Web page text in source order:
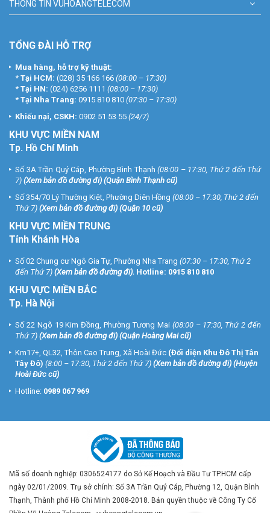
THÔNG TIN VUHOANGTELECOM
TỔNG ĐÀI HỖ TRỢ
Mua hàng, hỗ trợ kỹ thuật:
* Tại HCM: (028) 35 166 166 (08:00 – 17:30)
* Tại HN: (024) 6256 1111 (08:00 – 17:30)
* Tại Nha Trang: 0915 810 810 (07:30 – 17:30)
Khiếu nại, CSKH: 0902 51 53 55 (24/7)
KHU VỰC MIỀN NAM
Tp. Hồ Chí Minh
Số 3A Trần Quý Cáp, Phường Bình Thạnh (08:00 – 17:30, Thứ 2 đến Thứ
7) (Xem bản đồ đường đi) (Quận Bình Thạnh cũ)
Số 354/70 Lý Thường Kiệt, Phường Diên Hồng (08:00 – 17:30, Thứ 2 đến
Thứ 7) (Xem bản đồ đường đi) (Quận 10 cũ)
KHU VỰC MIỀN TRUNG
Tỉnh Khánh Hòa
Số 02 Chung cư Ngô Gia Tự, Phường Nha Trang (07:30 – 17:30, Thứ 2
đến Thứ 7) (Xem bản đồ đường đi). Hotline: 0915 810 810
KHU VỰC MIỀN BẮC
Tp. Hà Nội
Số 22 Ngõ 19 Kim Đồng, Phường Tương Mai (08:00 – 17:30, Thứ 2 đến
Thứ 7) (Xem bản đồ đường đi) (Quận Hoàng Mai cũ)
Km17+, QL32, Thôn Cao Trung, Xã Hoài Đức (Đối diện Khu Đô Thị Tân
Tây Đô) (8:00 – 17:30, Thứ 2 đến Thứ 7) (Xem bản đồ đường đi) (Huyện
Hoài Đức cũ)
Hotline: 0989 067 969
Mã số doanh nghiệp: 0306524177 do Sở Kế Hoạch và Đầu Tư TP.HCM cấp
ngày 02/01/2009. Trụ sở chính: Số 3A Trần Quý Cáp, Phường 12, Quận Bình
Thạnh, Thành phố Hồ Chí Minh 2008-2018. Bản quyền thuộc về Công Ty Cổ